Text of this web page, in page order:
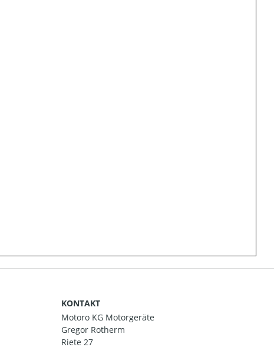
KONTAKT
Motoro KG Motorgeräte
Gregor Rotherm
Riete 27